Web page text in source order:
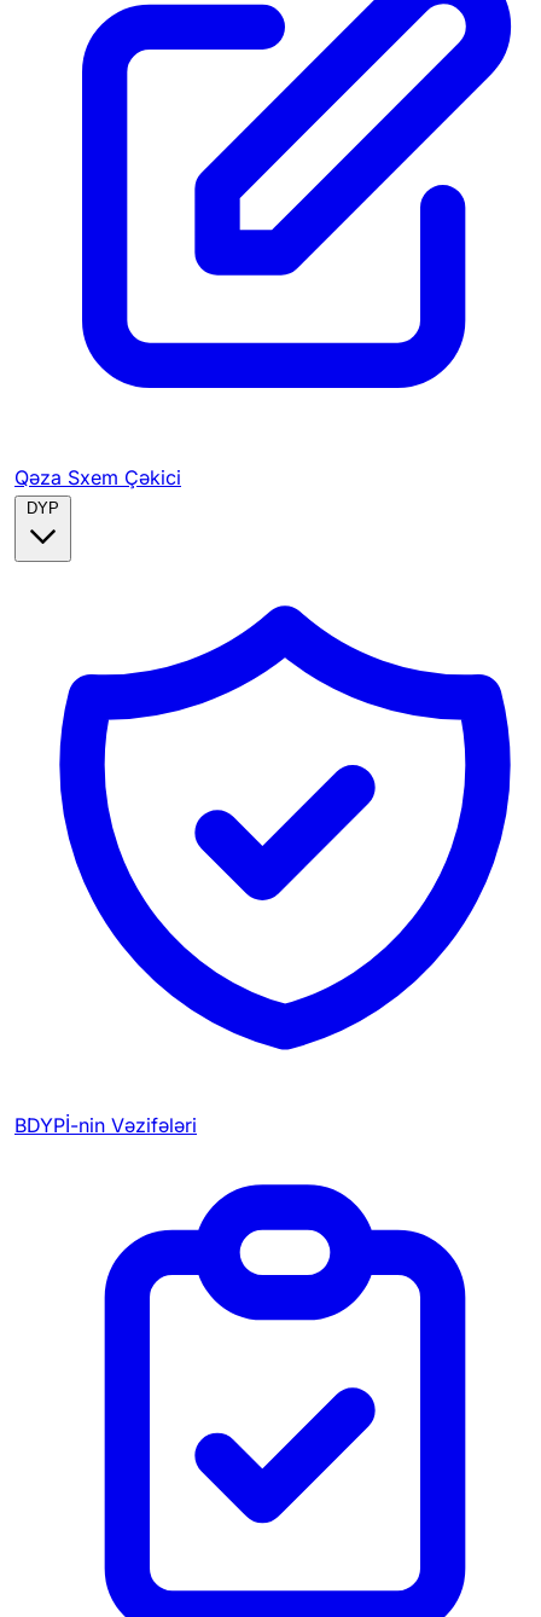
Qəza Sxem Çəkici
DYP
BDYPİ-nin Vəzifələri